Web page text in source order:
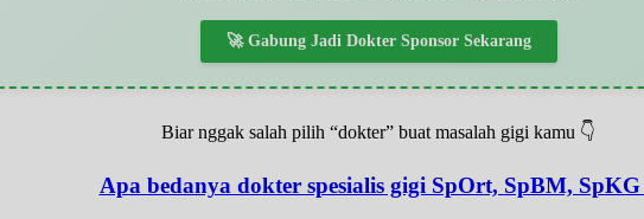
🚀 Gabung Jadi Dokter Sponsor Sekarang
Biar nggak salah pilih “dokter” buat masalah gigi kamu 👇
Apa bedanya dokter spesialis gigi SpOrt, SpBM, SpKG